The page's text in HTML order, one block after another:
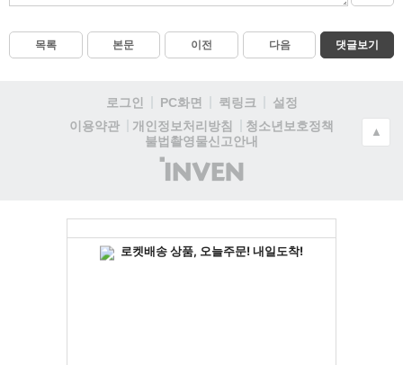
목록 본문 이전 다음 댓글보기
로그인 PC화면 퀵링크
설정
이용약관
개인정보처리방침
청소년보호정책
불법촬영물신고안내
(주)
인
▲